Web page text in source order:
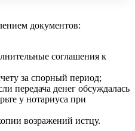
документов:
соглашения к
за спорный период;
передача денег обсуждалась
у нотариуса при
возражений истцу.